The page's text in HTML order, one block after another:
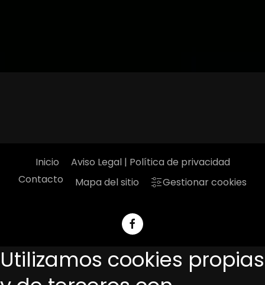
Inicio
Aviso Legal | Política de privacidad
Contacto
Mapa del sitio Gestionar cookies
Utilizamos cookies propias